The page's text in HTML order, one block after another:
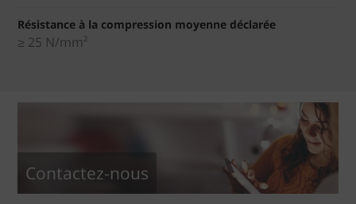
Résistance à la compression moyenne déclarée
≥ 25 N/mm²
Contactez-nous